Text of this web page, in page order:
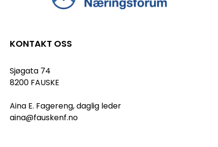
KONTAKT OSS
Sjøgata 74
8200 FAUSKE
Aina E. Fagereng, daglig leder
aina@fauskenf.no